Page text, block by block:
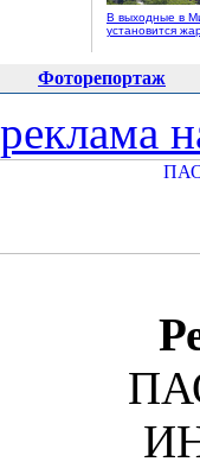
В выходные в
установится
Фоторепортаж
реклама